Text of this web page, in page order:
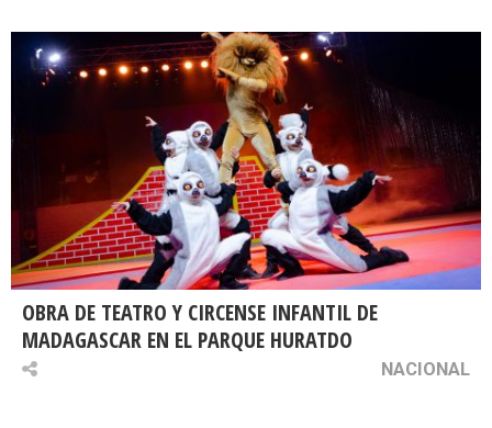
OBRA DE TEATRO Y CIRCENSE INFANTIL DE
MADAGASCAR EN EL PARQUE HURATDO
NACIONAL